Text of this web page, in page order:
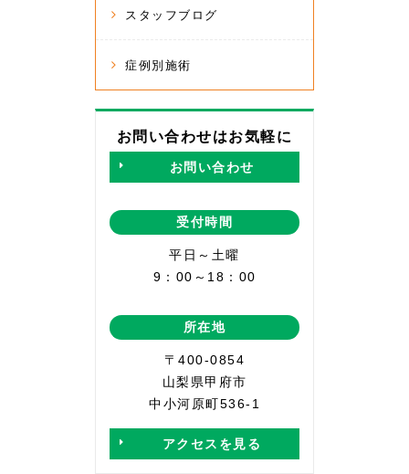
スタッフブログ
症例別施術
お問い合わせはお気軽に
お問い合わせ
受付時間
平日～土曜
9：00～18：00
所在地
〒400-0854
山梨県甲府市
中小河原町536-1
アクセスを見る